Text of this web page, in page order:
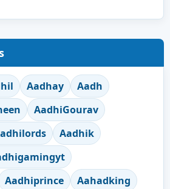
Aadhay
Aadh
AadhiGourav
Aadhik
Aadhiprince
Aahadking